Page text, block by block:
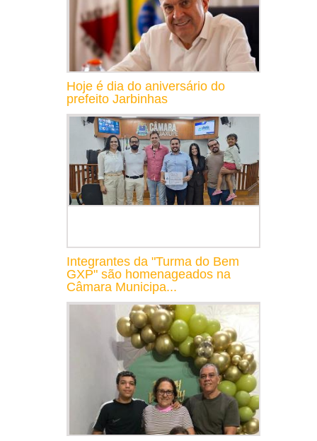
Hoje é dia do aniversário do
prefeito Jarbinhas
Integrantes da "Turma do Bem
GXP" são homenageados na
Câmara Municipa...